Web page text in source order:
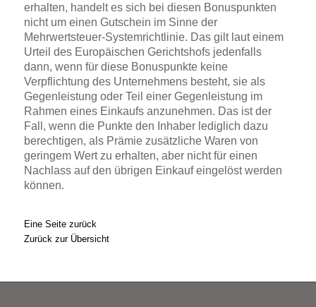
erhalten, handelt es sich bei diesen Bonuspunkten
nicht um einen Gutschein im Sinne der
Mehrwertsteuer-Systemrichtlinie. Das gilt laut einem
Urteil des Europäischen Gerichtshofs jedenfalls
dann, wenn für diese Bonuspunkte keine
Verpflichtung des Unternehmens besteht, sie als
Gegenleistung oder Teil einer Gegenleistung im
Rahmen eines Einkaufs anzunehmen. Das ist der
Fall, wenn die Punkte den Inhaber lediglich dazu
berechtigen, als Prämie zusätzliche Waren von
geringem Wert zu erhalten, aber nicht für einen
Nachlass auf den übrigen Einkauf eingelöst werden
können.
Eine Seite zurück
Zurück zur Übersicht